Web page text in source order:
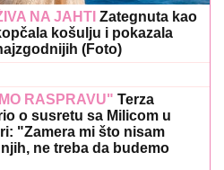
NA JAHTI Zategnuta kao
košulju i pokazala
(Foto)
RASPRAVU" Terza
o susretu sa Milicom u
"Zamera mi što nisam
ne treba da budemo